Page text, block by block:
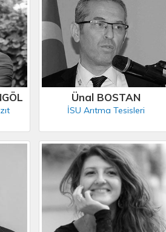
Ünal BOSTAN
İSU Arıtma Tesisleri